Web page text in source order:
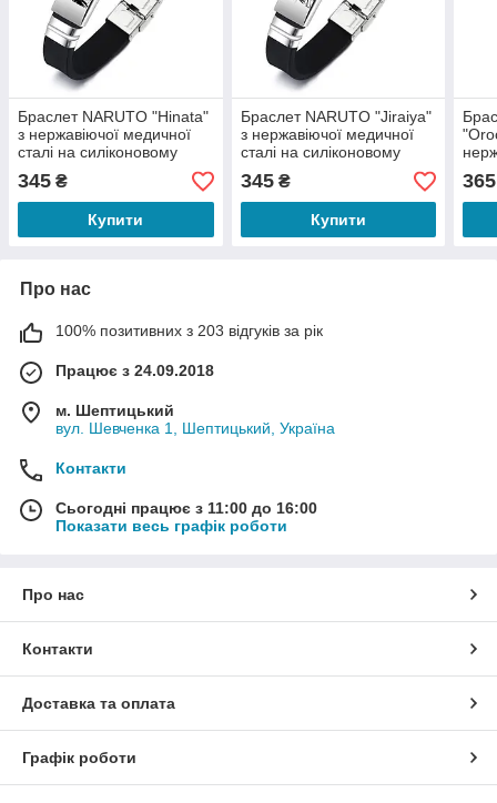
Браслет NARUTO "Hinata"
з нержавіючої медичної
сталі на силіконовому
ремінці
345 ₴
Купити
Браслет NARUTO "Jiraiya"
з нержавіючої медичної
сталі на силіконовому
ремінці
345₴
Купити
365
Про нас
100% позитивних з 203 відгуків за рік
Працює з 24.09.2018
м. Шептицький
вул. Шевченка 1, Шептицький, Україна
Контакти
Сьогодні працює з 11:00 до 16:00
Показати весь графік роботи
Про нас
Контакти
Доставка та оплата
Графік роботи